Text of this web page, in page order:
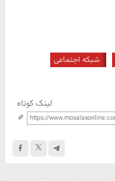
شبکه اجتماعی
لینک کوتاه